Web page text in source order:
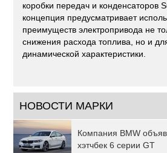
коробки передач и конденсаторов
концепция предусматривает
преимуществ электропривода не
снижения расхода топлива, но и
динамической характеристики.
НОВОСТИ МАРКИ
Компания BMW
хэтчбек 6 серии GT